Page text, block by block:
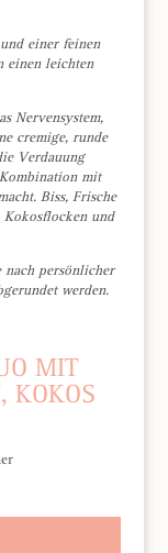
einer feinen
einen leichten
Nervensystem,
cremige, runde
Verdauung
mit
Biss, Frische
und
nach persönlicher
werden.
MIT
KOKOS